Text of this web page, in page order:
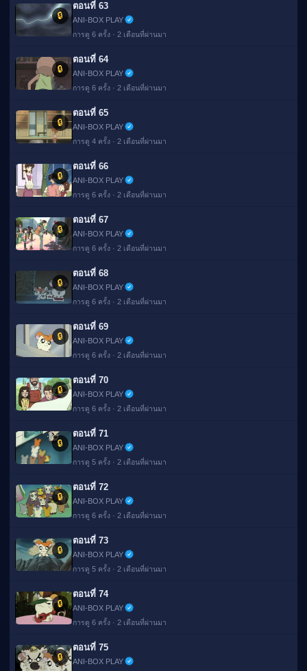
🔒
ตอนที่ 63
ANI-BOX PLAY
การดู 6 ครั้ง · 2 เดือนที่ผ่านมา
🔒
ตอนที่ 64
ANI-BOX PLAY
การดู 6 ครั้ง · 2 เดือนที่ผ่านมา
🔒
ตอนที่ 65
ANI-BOX PLAY
การดู 4 ครั้ง · 2 เดือนที่ผ่านมา
🔒
ตอนที่ 66
ANI-BOX PLAY
การดู 6 ครั้ง · 2 เดือนที่ผ่านมา
🔒
ตอนที่ 67
ANI-BOX PLAY
การดู 6 ครั้ง · 2 เดือนที่ผ่านมา
🔒
ตอนที่ 68
ANI-BOX PLAY
การดู 6 ครั้ง · 2 เดือนที่ผ่านมา
🔒
ตอนที่ 69
ANI-BOX PLAY
การดู 6 ครั้ง · 2 เดือนที่ผ่านมา
🔒
ตอนที่ 70
ANI-BOX PLAY
การดู 6 ครั้ง · 2 เดือนที่ผ่านมา
🔒
ตอนที่ 71
ANI-BOX PLAY
การดู 5 ครั้ง · 2 เดือนที่ผ่านมา
🔒
ตอนที่ 72
ANI-BOX PLAY
การดู 6 ครั้ง · 2 เดือนที่ผ่านมา
🔒
ตอนที่ 73
ANI-BOX PLAY
การดู 5 ครั้ง · 2 เดือนที่ผ่านมา
🔒
ตอนที่ 74
ANI-BOX PLAY
การดู 6 ครั้ง · 2 เดือนที่ผ่านมา
🔒
ตอนที่ 75
ANI-BOX PLAY